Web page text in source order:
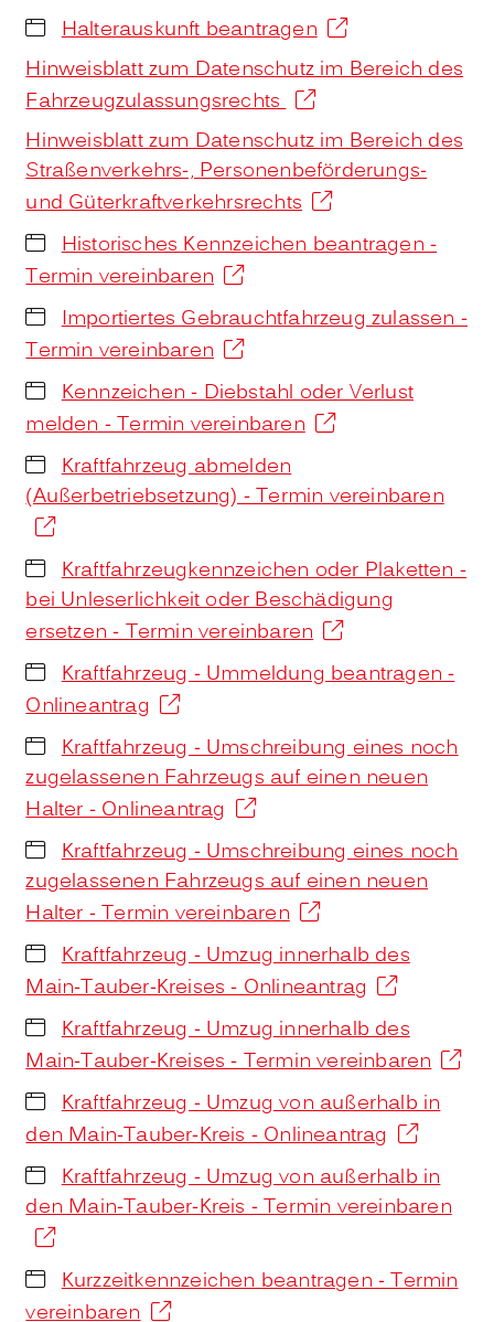
Halterauskunft beantragen
Hinweisblatt zum Datenschutz im Bereich des
Fahrzeugzulassungsrechts
Hinweisblatt zum Datenschutz im Bereich des
Straßenverkehrs-, Personenbeförderungs-
und Güterkraftverkehrsrechts
Historisches Kennzeichen beantragen -
Termin vereinbaren
Importiertes Gebrauchtfahrzeug zulassen -
Termin vereinbaren
Kennzeichen - Diebstahl oder Verlust
melden - Termin vereinbaren
Kraftfahrzeug abmelden
(Außerbetriebsetzung) - Termin vereinbaren
Kraftfahrzeugkennzeichen oder Plaketten -
bei Unleserlichkeit oder Beschädigung
ersetzen - Termin vereinbaren
Kraftfahrzeug - Ummeldung beantragen -
Onlineantrag
Kraftfahrzeug - Umschreibung eines noch
zugelassenen Fahrzeugs auf einen neuen
Halter - Onlineantrag
Kraftfahrzeug - Umschreibung eines noch
zugelassenen Fahrzeugs auf einen neuen
Halter - Termin vereinbaren
Kraftfahrzeug - Umzug innerhalb des
Main-Tauber-Kreises - Onlineantrag
Kraftfahrzeug - Umzug innerhalb des
Main-Tauber-Kreises - Termin vereinbaren
Kraftfahrzeug - Umzug von außerhalb in
den Main-Tauber-Kreis - Onlineantrag
Kraftfahrzeug - Umzug von außerhalb in
den Main-Tauber-Kreis - Termin vereinbaren
Kurzzeitkennzeichen beantragen - Termin
vereinbaren